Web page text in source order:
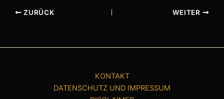
ZURÜCK WEITER
KONTAKT
DATENSCHUTZ UND IMPRESSUM